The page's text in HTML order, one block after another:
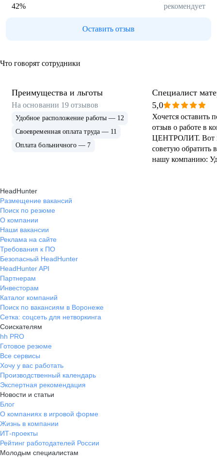
42% рекомендует
Оставить отзыв
Что говорят сотрудники
Преимущества и льготы
На основании 19 отзывов
Удобное расположение работы — 12
Своевременная оплата труда — 11
Оплата больничного — 7
Специалист
технического
эксплуатации
5,0
Хочется оставить
отзыв о работе в
ЦЕНТРОЛИТ. Вот
советую обратить
нашу компанию:
HeadHunter
Размещение вакансий
Поиск по резюме
О компании
Наши вакансии
Реклама на сайте
Требования к ПО
Безопасный HeadHunter
HeadHunter API
Партнерам
Инвесторам
Каталог компаний
Поиск по вакансиям в Воронеже
Сетка: соцсеть для нетворкинга
Соискателям
hh PRO
Готовое резюме
Все сервисы
Хочу у вас работать
Производственный календарь
Экспертная рекомендация
Новости и статьи
Блог
О компаниях в игровой форме
Жизнь в компании
ИТ-проекты
Рейтинг работодателей России
Молодым специалистам